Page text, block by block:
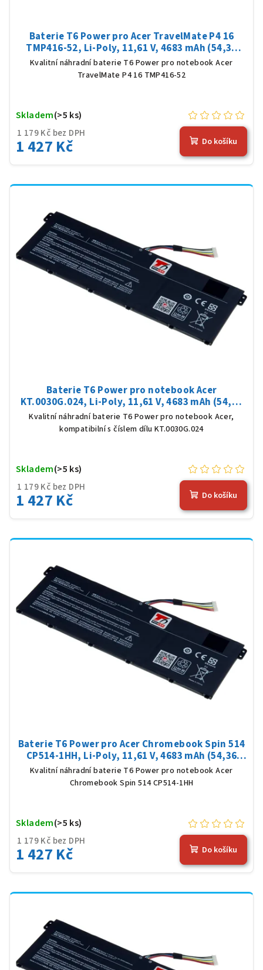
Baterie T6 Power pro Acer TravelMate P4 16
TMP416-52, Li-Poly, 11,61 V, 4683 mAh (54,36
Wh), černá
Kvalitní náhradní baterie T6 Power pro notebook Acer
TravelMate P4 16 TMP416-52
1 179 Kč bez DPH
1 427 Kč
Skladem(>5 ks)
Do košíku
Baterie T6 Power pro notebook Acer
KT.0030G.024, Li-Poly, 11,61 V, 4683 mAh (54,36
Wh), černá
Kvalitní náhradní baterie T6 Power pro notebook Acer,
kompatibilní s číslem dílu KT.0030G.024
1 179 Kč bez DPH
1 427 Kč
Skladem(>5 ks)
Do košíku
Baterie T6 Power pro Acer Chromebook Spin 514
CP514-1HH, Li-Poly, 11,61 V, 4683 mAh (54,36
Wh), černá
Kvalitní náhradní baterie T6 Power pro notebook Acer
Chromebook Spin 514 CP514-1HH
1 179 Kč bez DPH
1 427 Kč
Skladem(>5 ks)
Do košíku